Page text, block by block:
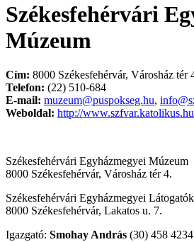
Székesfehérvári
Múzeum
Cím: 8000 Székesfehérvár, Városház tér
Telefon: (22) 510-684
E-mail: muzeum@puspokseg.hu,
Weboldal: http://
Székesfehérvári Egyházmegyei Múzeum
8000 Székesfehérvár, Városház tér 4.
Székesfehérvári Egyházmegyei
8000 Székesfehérvár, Lakatos u. 7.
Igazgató: Smohay András (30) 458 4234